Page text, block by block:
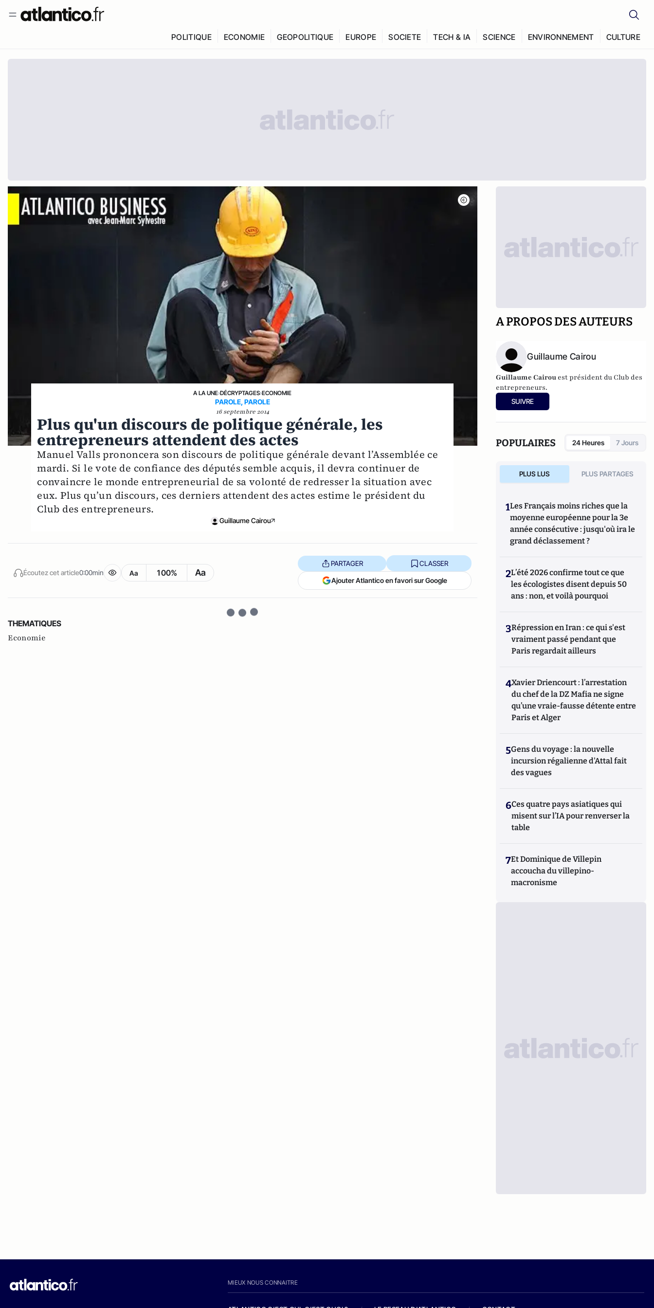
POLITIQUE ECONOMIE GEOPOLITIQUE EUROPE SOCIETE TECH & IA SCIENCE ENVIRONNEMENT CULTURE
A LA UNE›DÉCRYPTAGES›ECONOMIE
PAROLE, PAROLE
16 septembre 2014
Plus qu'un discours de politique générale, les
entrepreneurs attendent des actes
Manuel Valls prononcera son discours de politique générale devant l’Assemblée ce
mardi. Si le vote de confiance des députés semble acquis, il devra continuer de
convaincre le monde entrepreneurial de sa volonté de redresser la situation avec
eux. Plus qu’un discours, ces derniers attendent des actes estime le président du
Club des entrepreneurs.
Guillaume Cairou
Écoutez cet article0:00min Aa 100% Aa
PARTAGER CLASSER
Ajouter Atlantico en favori sur Google
THEMATIQUES
Economie
A PROPOS DES AUTEURS
Guillaume Cairou
Guillaume Cairou est président du Club des
entrepreneurs.
SUIVRE
POPULAIRES 24 Heures 7 Jours
PLUS LUS PLUS PARTAGES
1Les Français moins riches que la
moyenne européenne pour la 3e
année consécutive : jusqu'où ira le
grand déclassement ?
2L’été 2026 confirme tout ce que
les écologistes disent depuis 50
ans : non, et voilà pourquoi
3Répression en Iran : ce qui s'est
vraiment passé pendant que
Paris regardait ailleurs
4Xavier Driencourt : l’arrestation
du chef de la DZ Mafia ne signe
qu’une vraie-fausse détente entre
Paris et Alger
5Gens du voyage : la nouvelle
incursion régalienne d'Attal fait
des vagues
6Ces quatre pays asiatiques qui
misent sur l’IA pour renverser la
table
7Et Dominique de Villepin
accoucha du villepino-
macronisme
MIEUX NOUS CONNAITRE